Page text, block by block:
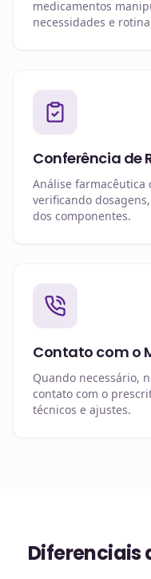
medicamentos
necessidades e
Conferência de
Análise farmacêutica
verificando
dos componentes.
Contato com o
Quando necessário,
contato com o
técnicos e ajustes.
Diferenciais